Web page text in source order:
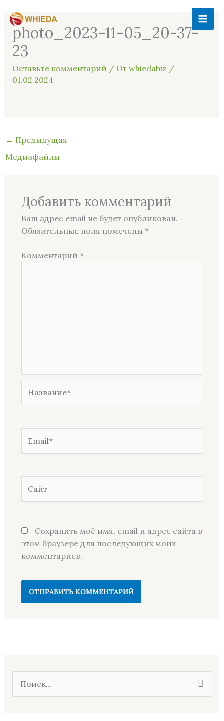
содержимому
photo_2023-11-05_20-37-
23
Оставьте комментарий / От whiedabiz /
01.02.2024
← Предыдущая
Медиафайлы
Добавить комментарий
Ваш адрес email не будет опубликован.
Обязательные поля помечены *
Комментарий *
Сохранить моё имя, email и адрес сайта в
этом браузере для последующих моих
комментариев.